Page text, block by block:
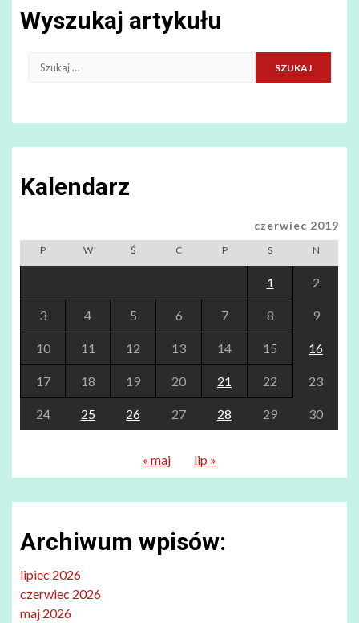
Wyszukaj artykułu
Szukaj:
Kalendarz
czerwiec 2019
P W Ś C P S N
1 2
3 4 5 6 7 8 9
10 11 12 13 14 15 16
17 18 19 20 21 22 23
24 25 26 27 28 29 30
« maj lip »
Archiwum wpisów:
lipiec 2026
czerwiec 2026
maj 2026